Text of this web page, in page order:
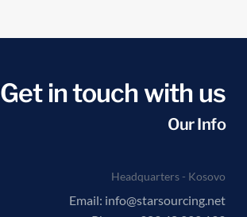
Get in touch with us!
Our Info
Headquarters - Kosovo
Email: info@starsourcing.net